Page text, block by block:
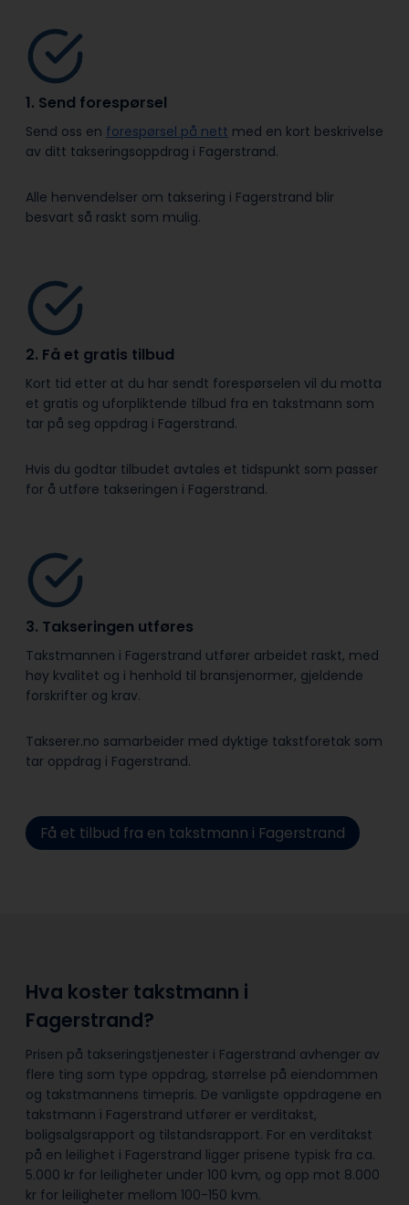
1. Send forespørsel
Send oss en forespørsel på nett med en kort beskrivelse
av ditt takseringsoppdrag i Fagerstrand.
Alle henvendelser om taksering i Fagerstrand blir
besvart så raskt som mulig.
2. Få et gratis tilbud
Kort tid etter at du har sendt forespørselen vil du motta
et gratis og uforpliktende tilbud fra en takstmann som
tar på seg oppdrag i Fagerstrand.
Hvis du godtar tilbudet avtales et tidspunkt som passer
for å utføre takseringen i Fagerstrand.
3. Takseringen utføres
Takstmannen i Fagerstrand utfører arbeidet raskt, med
høy kvalitet og i henhold til bransje­normer, gjeldende
forskrifter og krav.
Takserer.no samarbeider med dyktige takstforetak som
tar oppdrag i Fagerstrand.
Få et tilbud fra en takstmann i Fagerstrand
Hva koster takstmann i
Fagerstrand?
Prisen på takseringstjenester i Fagerstrand avhenger av
flere ting som type oppdrag, størrelse på eiendommen
og takstmannens timepris. De vanligste oppdragene en
takstmann i Fagerstrand utfører er verditakst,
boligsalgsrapport og tilstandsrapport. For en verditakst
på en leilighet i Fagerstrand ligger prisene typisk fra ca.
5.000 kr for leiligheter under 100 kvm, og opp mot 8.000
kr for leiligheter mellom 100-150 kvm.